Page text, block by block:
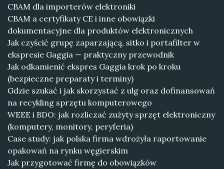
CBAM dla importerów elektroniki
CBAM a certyfikaty CE i inne obowiązki
dokumentacyjne dla produktów elektronicznych
Jak czyścić grupę zaparzającą, sitko i portafilter w
ekspresie Gaggia — praktyczny przewodnik
Jak odkamienić ekspres Gaggia krok po kroku
(bezpieczne preparaty i terminy)
Gdzie szukać i jak skorzystać z ulg oraz dofinansowań
na recykling sprzętu komputerowego
WEEE i BDO: jak rozliczać zużyty sprzęt elektroniczny
(komputery, monitory, peryferia)
Case study: jak polska firma wdrożyła raportowanie
opakowań na rynku węgierskim
Jak przygotować firmę do obowiązków